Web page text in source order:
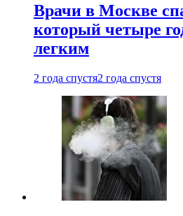
Врачи в Москве
который четыре
легким
2 года спустя2 года спустя